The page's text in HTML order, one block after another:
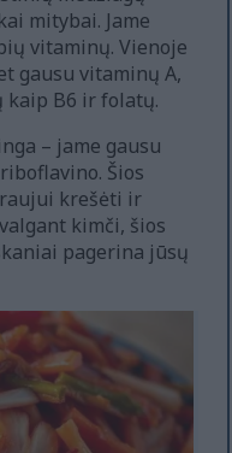
mitybai. Jame
vitaminų. Vienoje
gausu vitaminų A,
kaip B6 ir folatų.
– jame gausu
Šios
krešėti ir
kimči, šios
pagerina jūsų